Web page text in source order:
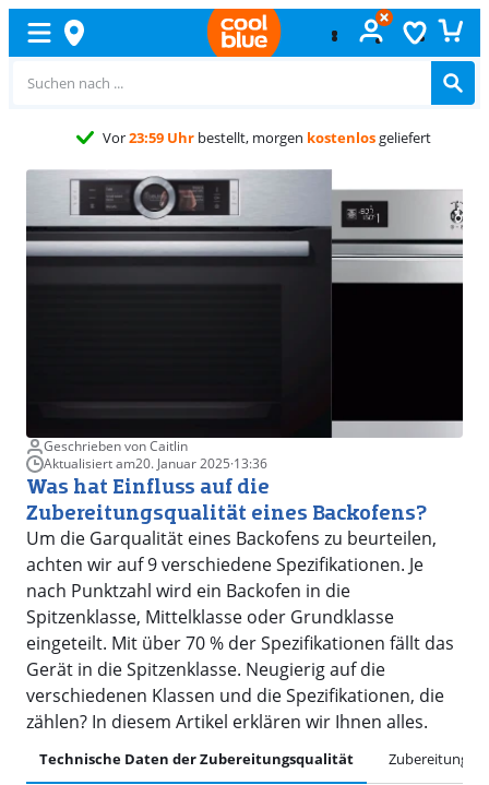
Kostenlosumtauschen
Geschrieben von Caitlin
Aktualisiert am20. Januar 2025·13:36
Was hat Einfluss auf die
Zubereitungsqualität eines Backofens?
Um die Garqualität eines Backofens zu beurteilen,
achten wir auf 9 verschiedene Spezifikationen. Je
nach Punktzahl wird ein Backofen in die
Spitzenklasse, Mittelklasse oder Grundklasse
eingeteilt. Mit über 70 % der Spezifikationen fällt das
Gerät in die Spitzenklasse. Neugierig auf die
verschiedenen Klassen und die Spezifikationen, die
zählen? In diesem Artikel erklären wir Ihnen alles.
Technische Daten der Zubereitungsqualität